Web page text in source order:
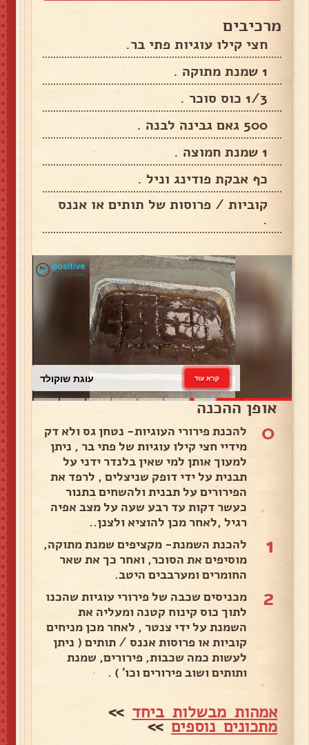
מרכיבים
חצי קילו עוגיות פתי בר.
1 שמנת מתוקה .
1/3 כוס סוכר .
500 גאם גבינה לבנה .
1 שמנת חמוצה .
כף אבקת פודינג וניל .
קוביות / פרוסות של תותים או אננס
.
עוגת שוקולד קרא עוד
אופן ההכנה
0
להכנת פירורי העוגיות- נטחן גס ולא דק
מידיי חצי קילו עוגיות של פתי בר , ניתן
למעוך אותן למי שאין בלנדר ידני על
תבנית על ידי דופק שניצלים , לרפד את
הפירורים על תבנית ולהשחים בתנור
כעשר דקות עד רבע שעה על מצב אפיה
רגיל ,לאחר מכן להוציא ולצנן..
1
להכנת השמנת- מקציפים שמנת מתוקה,
מוסיפים את הסוכר, ואחר כך את שאר
החומרים ומערבבים היטב.
2
מכניסים שכבה של פירורי עוגיות שהכנו
לתוך כוס קינוח קטנה ומעליה את
השמנת על ידי צנטר , לאחר מכן מניחים
קוביות או פרוסות אננס / תותים ( ניתן
לעשות כמה שכבות, פירורים, שמנת
ותותים ושוב פירורים וכו' ) .
אמהות מבשלות ביחד >>
מתכונים נוספים>>